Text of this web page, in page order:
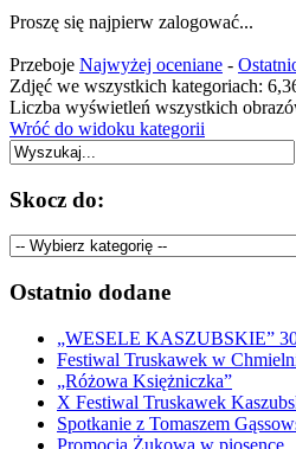
Proszę się najpierw zalogować...
Przeboje Najwyżej oceniane -
Zdjęć we wszystkich kategoriach:
Liczba wyświetleń wszystkich
Wróć do widoku kategorii
Skocz do:
Ostatnio dodane
„WESELE KASZUBSKIE”
Festiwal Truskawek w
„Różowa Księżniczka”
X Festiwal Truskawek
Spotkanie z Tomaszem
Promocja Żukowa w piosence